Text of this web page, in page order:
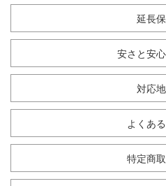
延長
安さと安
対応
よくあ
特定商